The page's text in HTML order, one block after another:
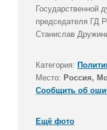
Государственной
председателя ГД
Станислав
Категория:
Место: Россия,
Сообщить об
Ещё фото